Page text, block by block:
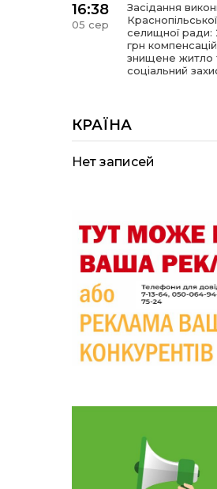
16:38
05 сер
Засідання
Краснопільської
селищної ради:
грн
знищене житло
соціальний
05 сер
ворожими
постраждала
можуть
під час обстрілу
09:26
05 сер
Що робити,
нотаріальному
виявлено
18:39
04 сер
діти та
створюють
до втраченого
Пишіть листи
КРАЇНА
Нет записей